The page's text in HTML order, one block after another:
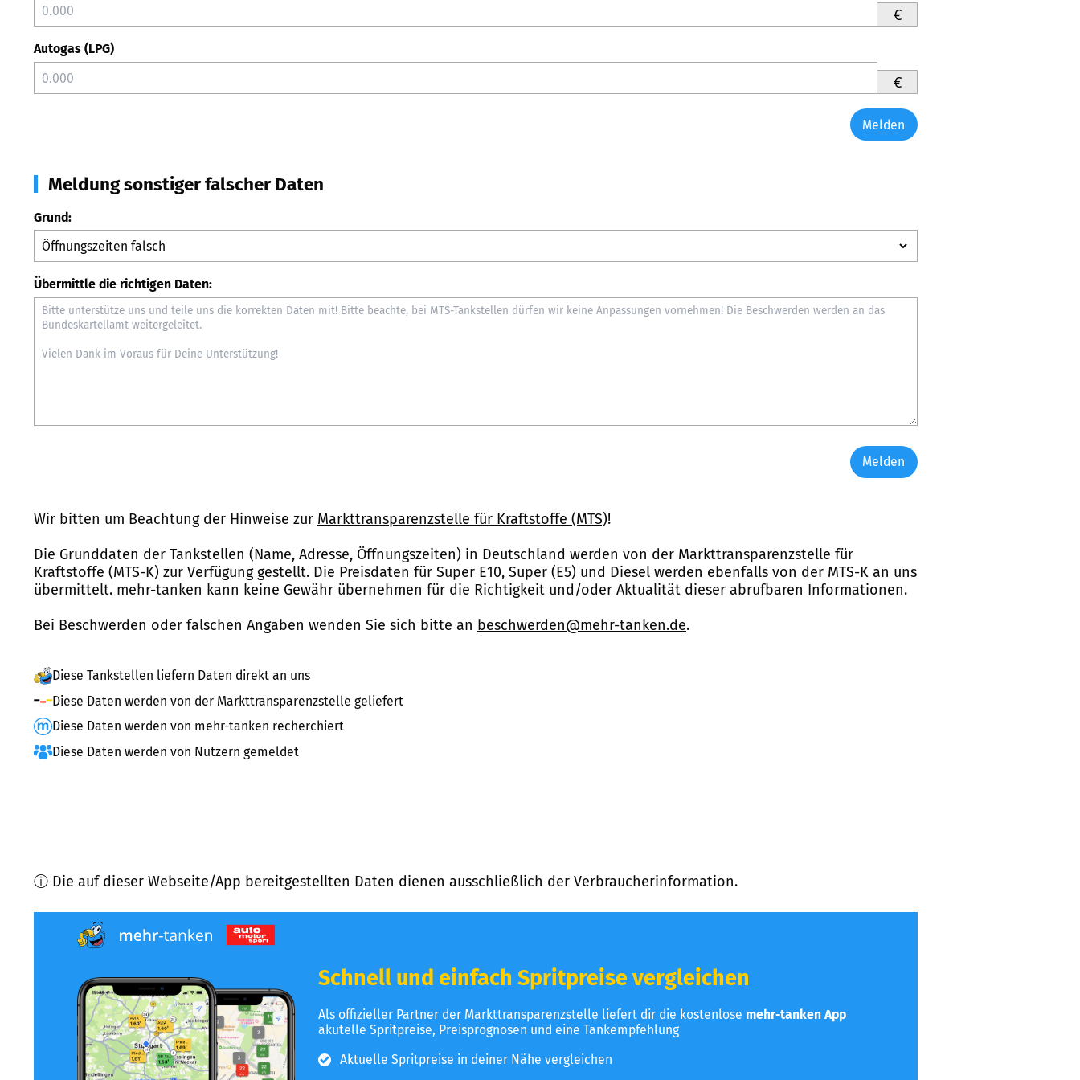
€
Autogas (LPG)
€
Melden
Meldung sonstiger falscher Daten
Grund:
Übermittle die richtigen Daten:
Melden
Wir bitten um Beachtung der Hinweise zur Markttransparenzstelle für Kraftstoffe (MTS)!
Die Grunddaten der Tankstellen (Name, Adresse, Öffnungszeiten) in Deutschland werden von der Markttransparenzstelle für
Kraftstoffe (MTS-K) zur Verfügung gestellt. Die Preisdaten für Super E10, Super (E5) und Diesel werden ebenfalls von der MTS-K an uns
übermittelt. mehr-tanken kann keine Gewähr übernehmen für die Richtigkeit und/oder Aktualität dieser abrufbaren Informationen.
Bei Beschwerden oder falschen Angaben wenden Sie sich bitte an beschwerden@mehr-tanken.de.
Diese Tankstellen liefern Daten direkt an uns
Diese Daten werden von der Markttransparenzstelle geliefert
Diese Daten werden von mehr-tanken recherchiert
Diese Daten werden von Nutzern gemeldet
ⓘ Die auf dieser Webseite/App bereitgestellten Daten dienen ausschließlich der Verbraucherinformation.
Schnell und einfach Spritpreise vergleichen
Als offizieller Partner der Markttransparenzstelle liefert dir die kostenlose mehr-tanken App
akutelle Spritpreise, Preisprognosen und eine Tankempfehlung
Aktuelle Spritpreise in deiner Nähe vergleichen